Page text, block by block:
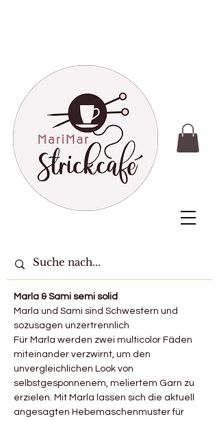
Marla & Sami semi solid
Marla und Sami sind Schwestern und
sozusagen unzertrennlich
Für Marla werden zwei multicolor Fäden
miteinander verzwirnt, um den
unvergleichlichen Look von
selbstgesponnenem, meliertem Garn zu
erzielen. Mit Marla lassen sich die aktuell
angesagten Hebemaschenmuster für